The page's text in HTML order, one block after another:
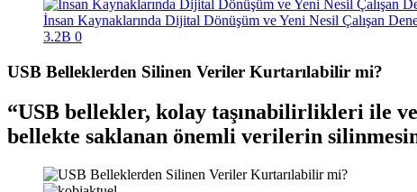
İnsan Kaynaklarında Dijital Dönüşüm ve Yeni Nesil Çalışan
3.2B 0
USB Belleklerden Silinen Veriler Kurtarılabilir mi?
USB bellekler, kolay taşınabilirlikleri ile
bellekte saklanan önemli verilerin